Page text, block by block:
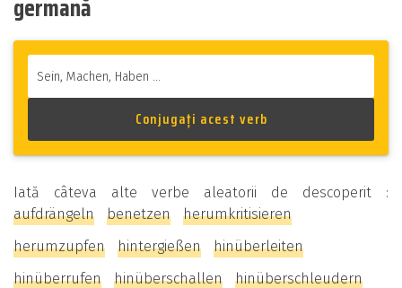
Iată câteva alte verbe aleatorii de descoperit :
aufdrängeln
benetzen
herumkritisieren
herumzupfen
hintergießen
hinüberleiten
hinüberrufen
hinüberschallen
hinüberschleudern